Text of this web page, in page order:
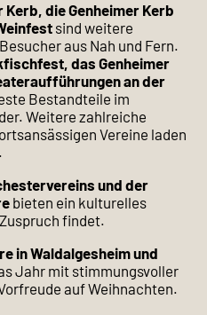
die Genheimer Kerb
sind weitere
aus Nah und Fern.
das Genheimer
an der
Bestandteile im
Weitere zahlreiche
Vereine laden
und der
bieten ein kulturelles
findet.
in Waldalgesheim und
Jahr mit stimmungsvoller
auf Weihnachten.